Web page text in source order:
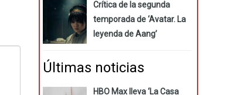
Crítica de la segunda
temporada de ‘Avatar. La
leyenda de Aang’
Últimas noticias
HBO Max lleva ‘La Casa